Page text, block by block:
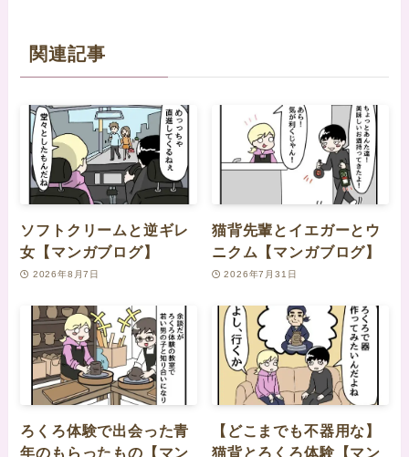
関連記事
ソフトクリームと逆ギレ
女【マンガブログ】
2026年8月7日
猫背先輩とイエガーとウ
ニクム【マンガブログ】
2026年7月31日
ろくろ体験で出会った青
年のもらったもの【マン
【どこまでも不器用な】
猫背とろくろ体験【マン